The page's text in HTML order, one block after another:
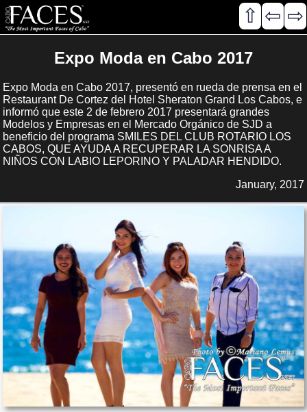
⇧ ⇦ ⇨
Expo Moda en Cabo 2017
Expo Moda en Cabo 2017, presentó en rueda de prensa en el
Restaurant De Cortez del Hotel Sheraton Grand Los Cabos, e
informó que este 2 de febrero 2017 presentará grandes
Modelos y Empresas en el Mercado Orgánico de SJD a
beneficio del programa SMILES DEL CLUB ROTARIO LOS
CABOS, QUE AYUDA A RECUPERAR LA SONRISA A
NIÑOS CON LABIO LEPORINO Y PALADAR HENDIDO.
January, 2017